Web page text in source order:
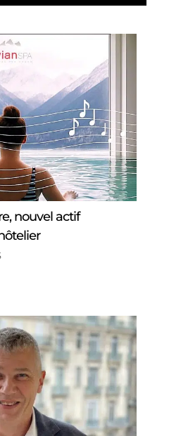
nouvel actif